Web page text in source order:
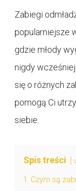
Zabiegi
popularniejsze
gdzie młody
nigdy
się o różnych
pomogą Ci
siebie.
Spis treści
1 Czym są